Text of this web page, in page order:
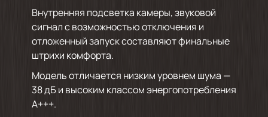
Внутренняя подсветка камеры, звуковой
сигнал с возможностью отключения и
отложенный запуск составляют финальные
штрихи комфорта.
Модель отличается низким уровнем шума —
38 дБ и высоким классом энергопотребления
А+++.